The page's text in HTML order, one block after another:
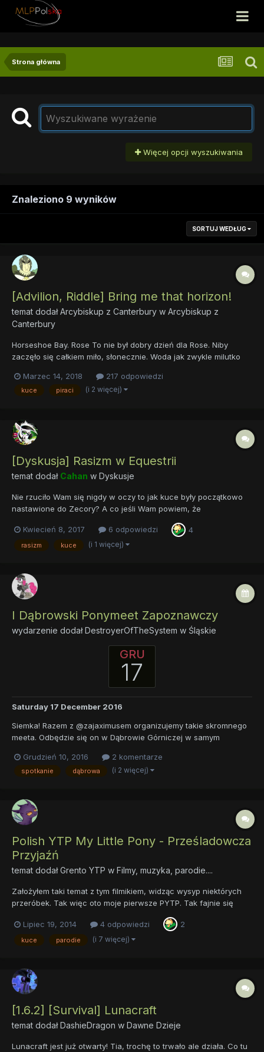
Strona główna
Więcej opcji wyszukiwania
Znaleziono 9 wyników
SORTUJ WEDŁUG
[Advilion, Riddle] Bring me that horizon!
temat dodałArcybiskup z Canterbury w Arcybiskup z
Canterbury
Horseshoe Bay. Rose To nie był dobry dzień dla Rose. Niby
zaczęło się całkiem miło, słonecznie. Woda jak zwykle milutko
kupców, przyjezdnych czy nawet zwiedzających, w skrócie:
frajerów, których można obrobić. Ale Rose tym...
Marzec 14, 2018 217 odpowiedzi
kuce piraci (i 2 więcej)
[Dyskusja] Rasizm w Equestrii
temat dodał Cahan w Dyskusje
Nie rzuciło Wam się nigdy w oczy to jak kuce były początkowo
nastawione do Zecory? A co jeśli Wam powiem, że
Ale od początku, niech swoje przygody w Equestrii najpierw
streści nam sama Zecora. Zecora? Kucyki mile mn...
Kwiecień 8, 2017 6 odpowiedzi 4
rasizm kuce (i 1 więcej)
I Dąbrowski Ponymeet Zapoznawczy
wydarzenie dodałDestroyerOfTheSystem w Śląskie
GRU
17
Saturday 17 December 2016
Siemka! Razem z @zajaximusem organizujemy takie skromnego
meeta. Odbędzie się on w Dąbrowie Górniczej w samym
ponieważ jest to nasza pierwsza inicjatywa tego rodzaju, ale
mimo to jest to świetna okazja do spotkania się. Głównym celem
Grudzień 10, 2016 2 komentarze
spotkanie dąbrowa (i 2 więcej)
Polish YTP My Little Pony - Prześladowcza
Przyjaźń
temat dodałGrento YTP w Filmy, muzyka, parodie....
Założyłem taki temat z tym filmikiem, widząc wysyp niektórych
przeróbek. Tak więc oto moje pierwsze PYTP. Tak fajnie się
zareklamuje, a wy klikajcie subskrypcję XD Oczywiście żart.
Albo i nie. Jak kto woli. http://youtu.be/F3WamV3-AOY
Lipiec 19, 2014 4 odpowiedzi 2
kuce parodie (i 7 więcej)
[1.6.2] [Survival] Lunacraft
temat dodałDashieDragon w Dawne Dzieje
Lunacraft jest już otwarty! Tia, trochę to trwało ale działa. Co tu